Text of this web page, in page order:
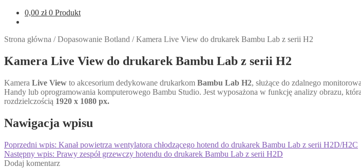
0,00 zł 0 Produkt
Strona główna /Dopasowanie Botland /Kamera Live View do drukarek Bambu Lab z serii H2
Kamera Live View do drukarek Bambu Lab z serii H2
Kamera Live View to akcesorium dedykowane drukarkom Bambu Lab H2, służące do zdalnego
Handy lub oprogramowania komputerowego Bambu Studio. Jest wyposażona w funkcję analizy obrazu,
rozdzielczością 1920 x 1080 px.
Nawigacja wpisu
Poprzedni wpis: Kanał powietrza wentylatora chłodzącego hotend do drukarek Bambu Lab z serii H2D/H2C
Następny wpis: Prawy zespół grzewczy hotendu do drukarek Bambu Lab z serii H2D
Dodaj komentarz